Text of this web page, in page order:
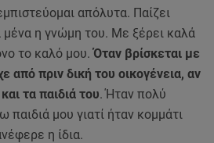
απόλυτα. Παίζει
μένα η γνώμη του. Με ξέρει καλά
το καλό μου. Όταν βρίσκεται με
από πριν δική του οικογένεια, αν
τα παιδιά του. Ήταν πολύ
μου γιατί ήταν κομμάτι
η ίδια.